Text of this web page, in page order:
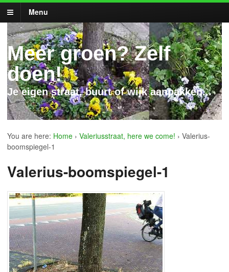
Menu
Meer groen? Zelf
doen!
Je eigen straat, buurt of wijk aanpakken...
You are here: Home › Valeriusstraat, here we come! › Valerius-
boomspiegel-1
Valerius-boomspiegel-1